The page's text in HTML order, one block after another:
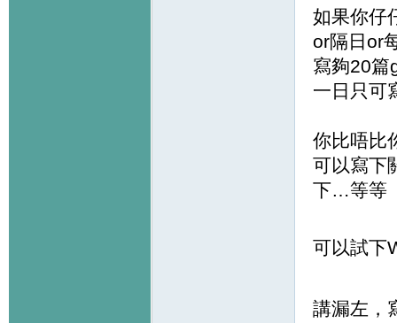
如果你仔
or隔日or
寫夠20篇
一日只可
你比唔比
可以寫下
下…等等
可以試下
講漏左，